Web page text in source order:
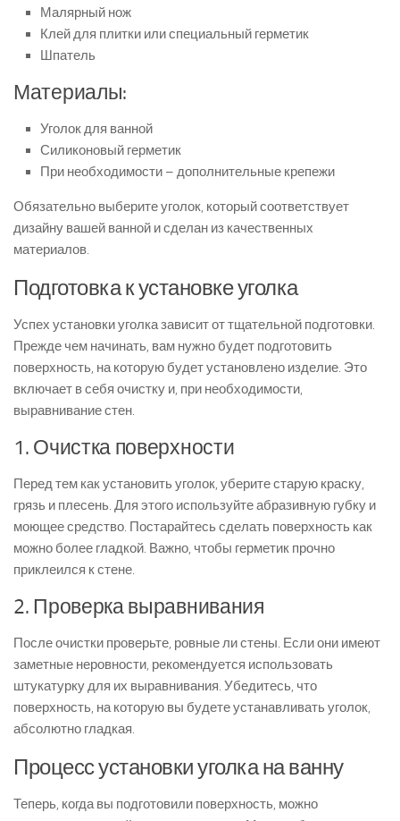
Малярный нож
Клей для плитки или специальный герметик
Шпатель
Материалы:
Уголок для ванной
Силиконовый герметик
При необходимости – дополнительные крепежи
Обязательно выберите уголок, который соответствует
дизайну вашей ванной и сделан из качественных
материалов.
Подготовка к установке уголка
Успех установки уголка зависит от тщательной подготовки.
Прежде чем начинать, вам нужно будет подготовить
поверхность, на которую будет установлено изделие. Это
включает в себя очистку и, при необходимости,
выравнивание стен.
1. Очистка поверхности
Перед тем как установить уголок, уберите старую краску,
грязь и плесень. Для этого используйте абразивную губку и
моющее средство. Постарайтесь сделать поверхность как
можно более гладкой. Важно, чтобы герметик прочно
приклеился к стене.
2. Проверка выравнивания
После очистки проверьте, ровные ли стены. Если они имеют
заметные неровности, рекомендуется использовать
штукатурку для их выравнивания. Убедитесь, что
поверхность, на которую вы будете устанавливать уголок,
абсолютно гладкая.
Процесс установки уголка на ванну
Теперь, когда вы подготовили поверхность, можно